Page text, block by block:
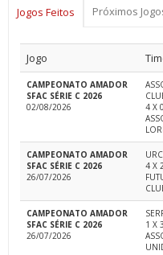
Jogos Feitos Próximos
Jogo
CAMPEONATO AMADOR
SFAC SÉRIE C 2026
02/08/2026
4 X 0
CAMPEONATO AMADOR
SFAC SÉRIE C 2026
26/07/2026
4 X
CAMPEONATO AMADOR
SFAC SÉRIE C 2026
26/07/2026
1 X 3